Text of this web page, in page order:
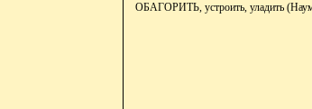
ОБАГОРИТЬ, устроить, уладить